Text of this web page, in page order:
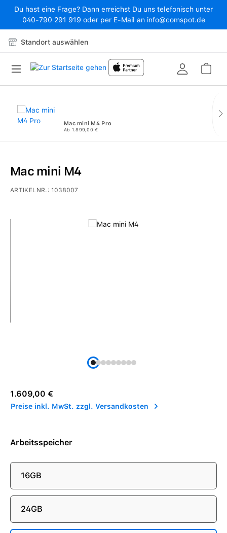
Zum Hauptinhalt springen
Du hast eine Frage? Dann erreichst Du uns telefonisch unter
040-790 291 919 oder per E-Mail an info@comspot.de
Standort auswählen
Mac mini M4 Pro
Ab 1.899,00 €
Bildergalerie überspringen
Mac mini M4
ARTIKELNR.:1038007
Regulärer Preis:
1.609,00 €
Preise inkl. MwSt. zzgl. Versandkosten
Arbeitsspeicher
16GB
24GB